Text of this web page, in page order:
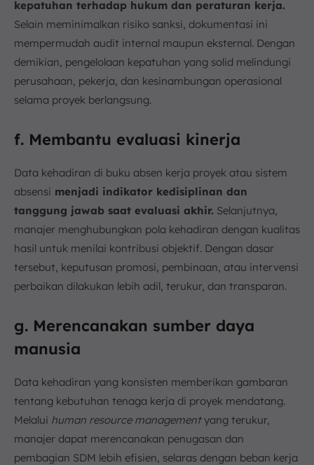
kepatuhan terhadap hukum dan peraturan kerja.
Selain meminimalkan risiko sanksi, dokumentasi ini
mempermudah audit internal maupun eksternal. Dengan
demikian, pengelolaan kepatuhan yang solid melindungi
perusahaan, pekerja, dan kesinambungan operasional
selama proyek berlangsung.
f. Membantu evaluasi kinerja
Data kehadiran di buku absen kerja proyek atau sistem
absensi menjadi indikator kedisiplinan dan
tanggung jawab saat evaluasi akhir. Selanjutnya,
manajer menghubungkan pola kehadiran dengan kualitas
hasil untuk menilai kontribusi objektif. Dengan dasar
tersebut, keputusan promosi, pembinaan, atau intervensi
perbaikan dilakukan lebih adil, terukur, dan transparan.
g. Merencanakan sumber daya
manusia
Data kehadiran yang konsisten memberikan gambaran
tentang kebutuhan tenaga kerja di proyek mendatang.
Melalui human resource managementyang terukur,
manajer dapat merencanakan penugasan dan
pembagian SDM lebih efisien, selaras dengan beban kerja